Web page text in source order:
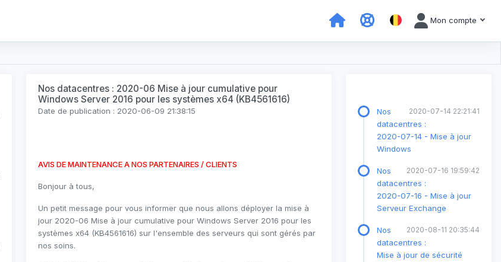
Mon compte
Nos datacentres : 2020-06 Mise à jour cumulative pour
Windows Server 2016 pour les systèmes x64 (KB4561616)
Date de publication : 2020-06-09 21:38:15
AVIS DE MAINTENANCE A NOS PARTENAIRES / CLIENTS
Bonjour à tous,
Un petit message pour vous informer que nous allons déployer la mise à
jour 2020-06 Mise à jour cumulative pour Windows Server 2016 pour les
systèmes x64 (KB4561616) sur l'ensemble des serveurs qui sont gérés par
nos soins.
2020-07-14 22:21:41
Nos
datacentres :
2020-07-14 - Mise à jour
Windows
2020-07-16 19:59:42
Nos
datacentres :
2020-07-16 - Mise à jour
Serveur Exchange
2020-08-11 20:35:44
Nos
datacentres :
Mise à jour de sécurité